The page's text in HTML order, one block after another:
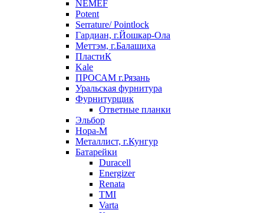
NEMEF
Potent
Serrature/ Pointlock
Гардиан, г.Йошкар-Ола
Меттэм, г.Балашиха
ПластиК
Kale
ПРОСАМ г.Рязань
Уральская фурнитура
Фурнитурщик
Ответные планки
Эльбор
Нора-М
Металлист, г.Кунгур
Батарейки
Duracell
Energizer
Renata
TMI
Varta